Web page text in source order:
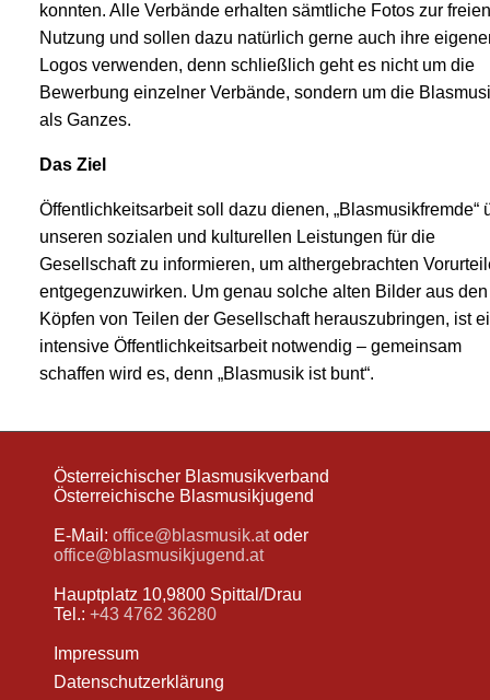
konnten. Alle Verbände erhalten sämtliche Fotos zur freien
Nutzung und sollen dazu natürlich gerne auch ihre
Logos verwenden, denn schließlich geht es nicht um die
Bewerbung einzelner Verbände, sondern um die
als Ganzes.
Das Ziel
Öffentlichkeitsarbeit soll dazu dienen, „Blasmusikfremde“
unseren sozialen und kulturellen Leistungen für die
Gesellschaft zu informieren, um althergebrachten
entgegenzuwirken. Um genau solche alten Bilder aus den
Köpfen von Teilen der Gesellschaft herauszubringen, ist
intensive Öffentlichkeitsarbeit notwendig – gemeinsam
schaffen wird es, denn „Blasmusik ist bunt“.
Österreichischer Blasmusikverband
Österreichische Blasmusikjugend
E-Mail: office@blasmusik.atoder
office@blasmusikjugend.at
Hauptplatz 10,9800 Spittal/Drau
Tel.: +43 4762 36280
Impressum
Datenschutzerklärung